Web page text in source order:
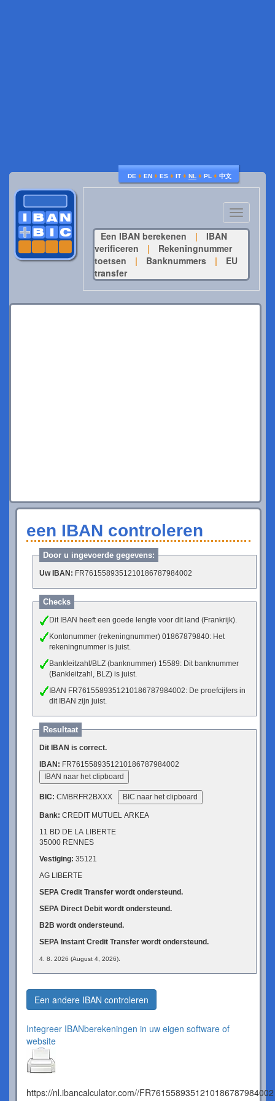
DE ♦ EN ♦ ES ♦ IT ♦ NL ♦ PL ♦ 中文
Toggle
navigation
Een IBAN berekenen
|
IBAN
verificeren
|
Rekeningnummer
toetsen
| Banknummers |
EU
transfer
een IBAN controleren
Door u ingevoerde gegevens:
Uw IBAN: FR7615589351210186787984002
Checks
Dit IBAN heeft een goede lengte voor dit land (Frankrijk).
Kontonummer (rekeningnummer) 01867879840: Het
rekeningnummer is juist.
Bankleitzahl/BLZ (banknummer) 15589: Dit banknummer
(Bankleitzahl, BLZ) is juist.
IBAN FR7615589351210186787984002: De proefcijfers in
dit IBAN zijn juist.
Resultaat
Dit IBAN is correct.
IBAN: FR7615589351210186787984002
IBAN naar het clipboard
BIC: CMBRFR2BXXX BIC naar het clipboard
Bank: CREDIT MUTUEL ARKEA
11 BD DE LA LIBERTE
35000 RENNES
Vestiging: 35121
AG LIBERTE
SEPA Credit Transfer wordt ondersteund.
SEPA Direct Debit wordt ondersteund.
B2B wordt ondersteund.
SEPA Instant Credit Transfer wordt ondersteund.
4. 8. 2026 (August 4, 2026).
Een andere IBAN controleren
Integreer IBANberekeningen in uw eigen software of
website
https://nl.ibancalculator.com//FR7615589351210186787984002